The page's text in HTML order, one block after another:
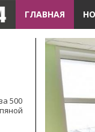
ГЛАВНАЯ
500